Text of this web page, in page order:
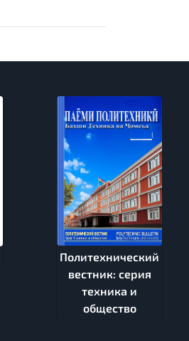
Политехнический
вестник: серия
техника и
общество